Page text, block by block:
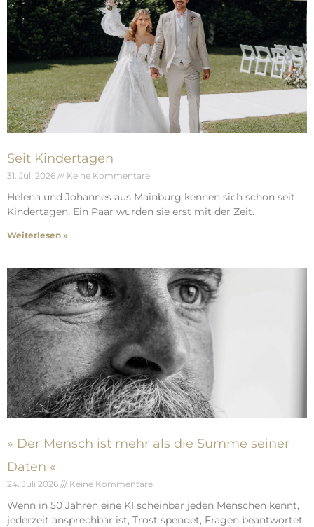
Seit Kindertagen
31. Juli 2026 Keine Kommentare
Helena und Johannes aus Mainburg kennen sich schon seit
Kindertagen. Ein Paar wurden sie erst mit der Zeit.
Weiterlesen »
» Der Mensch ist mehr als die Summe seiner
Daten «
24. Juli 2026 Keine Kommentare
Wenn in 50 Jahren eine KI scheinbar jeden Menschen kennt,
jederzeit ansprechbar ist, Trost spendet, Fragen beantwortet